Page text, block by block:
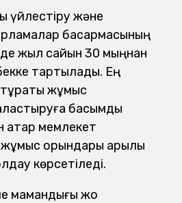
үйлестіру және
басқармасының
жыл сайын 30 мыңнан
тартылады. Ең
жұмыс
басымдық
қатар мемлекет
орындары арқылы
көрсетіледі.
мамандығы жоқ